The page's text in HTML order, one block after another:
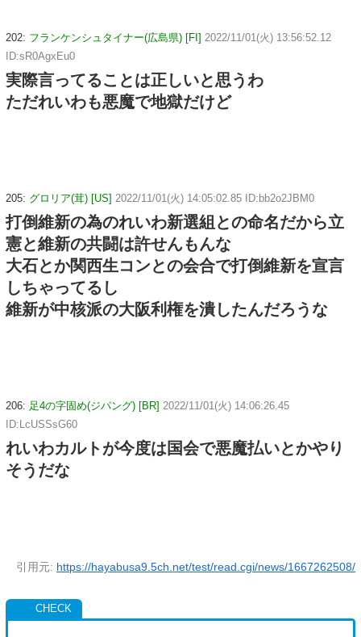
202: フランケンシュタイナー(広島県) [FI] 2022/11/01(火) 13:56:52.12
ID:sR0AgxEu0
実際言ってることは正しいと思うわ
ただれいわも悪魔で地獄だけど
205: グロリア(茸) [US] 2022/11/01(火) 14:05:02.85 ID:bb2o2JBM0
打倒維新の為のれいわ新選組との命名だから立
憲と維新の共闘は許せんもんな
大石とか関西生コンとの会合で打倒維新を宣言
しちゃってるし
維新が中核派の大阪利権を潰したんだろうな
206: 足4の字固め(ジパング) [BR] 2022/11/01(火) 14:06:26.45
ID:LcUSSsG60
れいわカルトが今度は国会で悪魔払いとかやり
そうだな
引用元: https://hayabusa9.5ch.net/test/read.cgi/news/1667262508/